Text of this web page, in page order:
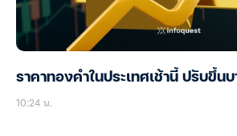
ราคาทองคำในประเทศเช้านี้ ปรับขึ้น
10:24 น.